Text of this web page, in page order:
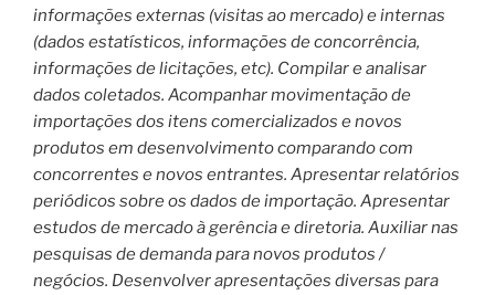
informações externas (visitas ao mercado) e internas
(dados estatísticos, informações de concorrência,
informações de licitações, etc). Compilar e analisar
dados coletados. Acompanhar movimentação de
importações dos itens comercializados e novos
produtos em desenvolvimento comparando com
concorrentes e novos entrantes. Apresentar relatórios
periódicos sobre os dados de importação. Apresentar
estudos de mercado à gerência e diretoria. Auxiliar nas
pesquisas de demanda para novos produtos /
negócios. Desenvolver apresentações diversas para